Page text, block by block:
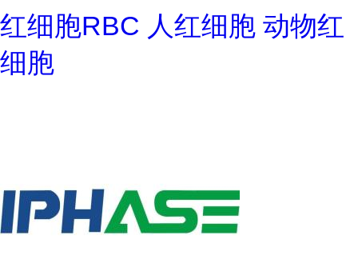
红细胞RBC 人红细胞 动物红
细胞